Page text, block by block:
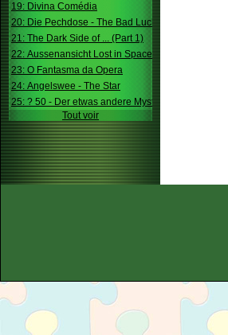
19: Divina Comédia
20: Die Pechdose - The Bad Luck Box
21: The Dark Side of ... (Part 1)
22: Aussenansicht Lost in Space
23: O Fantasma da Opera
24: Angelswee - The Star
25: ? 50 - Der etwas andere Mystery
Tout voir